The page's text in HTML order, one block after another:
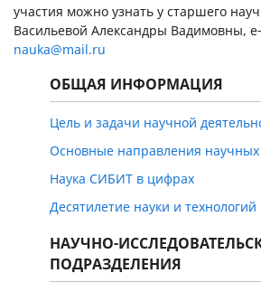
участия можно узнать у старшего
Васильевой Александры Вадимовны,
nauka@mail.ru
ОБЩАЯ ИНФОРМАЦИЯ
Цель и задачи научной
Основные направления научных
Наука СИБИТ в цифрах
Десятилетие науки и технологий
НАУЧНО-
ПОДРАЗДЕЛЕНИЯ